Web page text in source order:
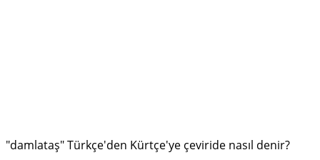
"damlataş" Türkçe'den Kürtçe'ye çeviride nasıl denir?